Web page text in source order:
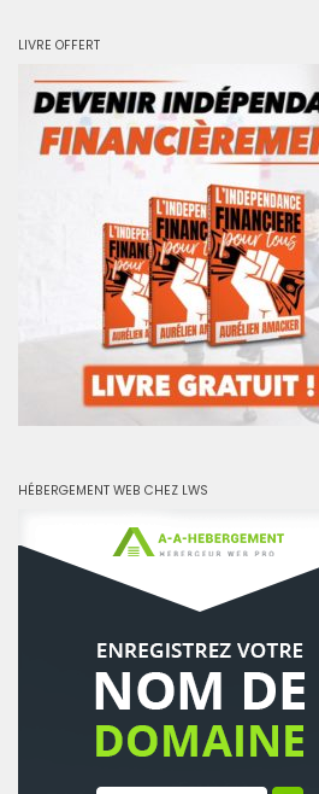
LIVRE OFFERT
HÉBERGEMENT WEB CHEZ LWS